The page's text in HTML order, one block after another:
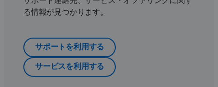
る情報が見つかります。
サポートを利用する
サービスを利用する